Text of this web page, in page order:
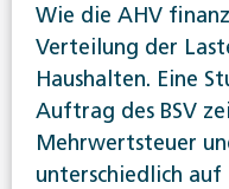
Wie die AHV
Verteilung der
Haushalten. Eine
Auftrag des BSV
Mehrwertsteuer
unterschiedlich auf